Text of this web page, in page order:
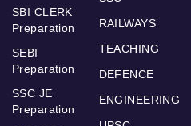
SBI CLERK
Preparation
SEBI
Preparation
SSC JE
Preparation
RAILWAYS
TEACHING
DEFENCE
ENGINEERING